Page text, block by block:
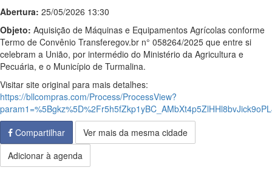
Abertura: 25/05/2026 13:30
Objeto: Aquisição de Máquinas e Equipamentos Agrícolas conforme
Termo de Convênio Transferegov.br n° 058264/2025 que entre si
celebram a União, por intermédio do Ministério da Agricultura e
Pecuária, e o Município de Turmalina.
Visitar site original para mais detalhes:
https://bllcompras.com/Process/ProcessView?
Compartilhar
Ver mais da mesma cidade
Adicionar à agenda